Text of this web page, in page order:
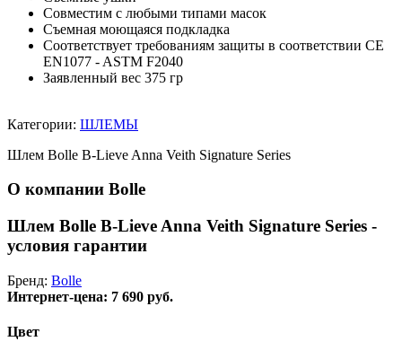
Совместим с любыми типами масок
Съемная моющаяся подкладка
Соответствует требованиям защиты в соответствии CE
EN1077 - ASTM F2040
Заявленный вес 375 гр
Категории: ШЛЕМЫ
Шлем Bolle B-Lieve Anna Veith Signature Series
О компании Bolle
Шлем Bolle B-Lieve Anna Veith Signature Series -
условия гарантии
Бренд: Bolle
Интернет-цена: 7 690 руб.
Цвет